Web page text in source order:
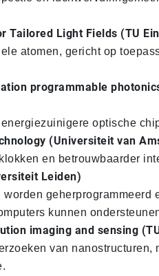
Tailored Light Fields (TU
atomen, gericht op
programmable
optische
(Universiteit van
en betrouwbaarder
Leiden)
geherprogrammeerd
kunnen
imaging and sensing
van nanostructuren,